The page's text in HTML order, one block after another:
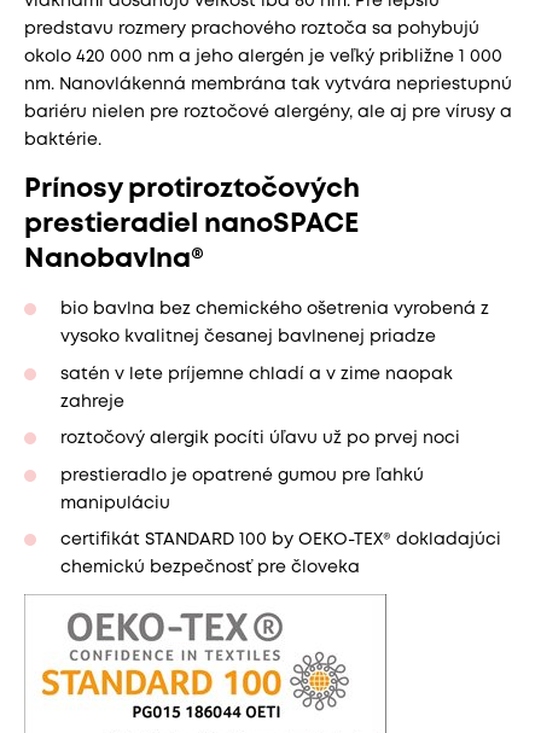
predstavu rozmery prachového roztoča sa pohybujú
okolo 420 000 nm a jeho alergén je veľký približne 1 000
nm. Nanovlákenná membrána tak vytvára nepriestupnú
bariéru nielen pre roztočové alergény, ale aj pre vírusy a
baktérie.
Prínosy protiroztočových
prestieradiel nanoSPACE
Nanobavlna®
bio bavlna bez chemického ošetrenia vyrobená z
vysoko kvalitnej česanej bavlnenej priadze
satén v lete príjemne chladí a v zime naopak
zahreje
roztočový alergik pocíti úľavu už po prvej noci
prestieradlo je opatrené gumou pre ľahkú
manipuláciu
certifikát STANDARD 100 by OEKO-TEX® dokladajúci
chemickú bezpečnosť pre človeka